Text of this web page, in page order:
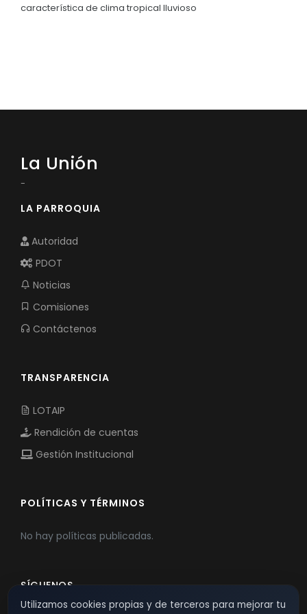
característica de clima tropical lluvioso
La Unión
-
LA PARROQUIA
Autoridad
PDOT
Noticias
Comisiones
Contáctenos
TRANSPARENCIA
LOTAIP
Rendición de cuentas
Gestión Institucional
POLÍTICAS Y TÉRMINOS
No hay políticas publicadas.
SÍGUENOS
Utilizamos cookies propias y de terceros para mejorar tu